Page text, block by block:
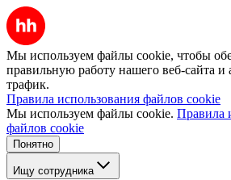
Мы используем файлы cookie, чтобы
правильную работу нашего веб-сайта и
трафик.
Правила использования файлов cookie
Мы используем файлы cookie. Правила
файлов cookie
Понятно
Ищу сотрудника